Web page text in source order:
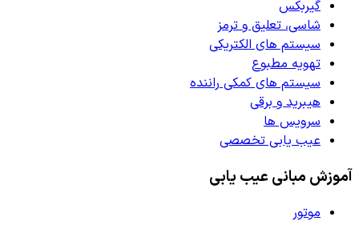
گیربکس
شاسی، تعلیق و ترمز
سیستم های الکتریکی
تهویه مطبوع
سیستم های کمکی راننده
هیبرید و برقی
سرویس ها
عیب یابی تخصصی
آموزش مبانی عیب یابی
موتور